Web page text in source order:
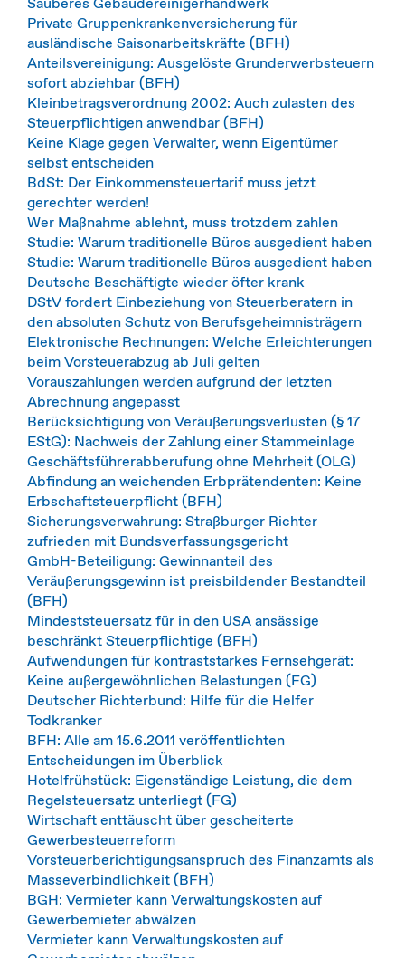
Private Gruppenkrankenversicherung für
ausländische Saisonarbeitskräfte (BFH)
Anteilsvereinigung: Ausgelöste Grunderwerbsteuern
sofort abziehbar (BFH)
Kleinbetragsverordnung 2002: Auch zulasten des
Steuerpflichtigen anwendbar (BFH)
Keine Klage gegen Verwalter, wenn Eigentümer
selbst entscheiden
BdSt: Der Einkommensteuertarif muss jetzt
gerechter werden!
Wer Maßnahme ablehnt, muss trotzdem zahlen
Studie: Warum traditionelle Büros ausgedient haben
Studie: Warum traditionelle Büros ausgedient haben
Deutsche Beschäftigte wieder öfter krank
DStV fordert Einbeziehung von Steuerberatern in
den absoluten Schutz von Berufsgeheimnisträgern
Elektronische Rechnungen: Welche Erleichterungen
beim Vorsteuerabzug ab Juli gelten
Vorauszahlungen werden aufgrund der letzten
Abrechnung angepasst
Berücksichtigung von Veräußerungsverlusten (§ 17
EStG): Nachweis der Zahlung einer Stammeinlage
Geschäftsführerabberufung ohne Mehrheit (OLG)
Abfindung an weichenden Erbprätendenten: Keine
Erbschaftsteuerpflicht (BFH)
Sicherungsverwahrung: Straßburger Richter
zufrieden mit Bundsverfassungsgericht
GmbH-Beteiligung: Gewinnanteil des
Veräußerungsgewinn ist preisbildender Bestandteil
(BFH)
Mindeststeuersatz für in den USA ansässige
beschränkt Steuerpflichtige (BFH)
Aufwendungen für kontraststarkes Fernsehgerät:
Keine außergewöhnlichen Belastungen (FG)
Deutscher Richterbund: Hilfe für die Helfer
Todkranker
BFH: Alle am 15.6.2011 veröffentlichten
Entscheidungen im Überblick
Hotelfrühstück: Eigenständige Leistung, die dem
Regelsteuersatz unterliegt (FG)
Wirtschaft enttäuscht über gescheiterte
Gewerbesteuerreform
Vorsteuerberichtigungsanspruch des Finanzamts als
Masseverbindlichkeit (BFH)
BGH: Vermieter kann Verwaltungskosten auf
Gewerbemieter abwälzen
Vermieter kann Verwaltungskosten auf